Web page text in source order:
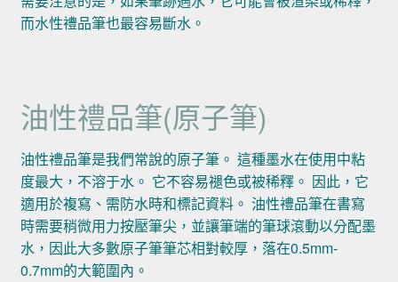
而水性禮品筆也最容易斷水。
油性禮品筆(原子筆)
油性禮品筆是我們常說的原子筆。 這種墨水在使用中粘
度最大，不溶于水。 它不容易褪色或被稀釋。 因此，它
適用於複寫、需防水時和標記資料。 油性禮品筆在書寫
時需要稍微用力按壓筆尖，並讓筆端的筆球滾動以分配墨
水，因此大多數原子筆筆芯相對較厚，落在0.5mm-
0.7mm的大範圍內。